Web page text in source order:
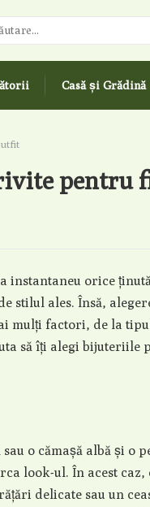
Casă și Grădină
pentru
orice
stilul ales. Însă,
mulți factori, de la
să îți alegi
o cămașă albă și o
look-ul. În acest
delicate sau un